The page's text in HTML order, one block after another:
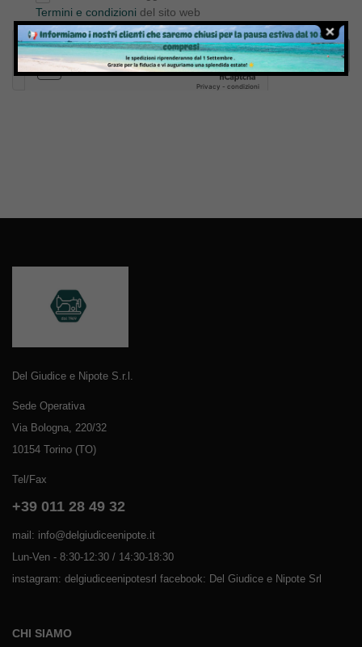
Termini e condizioni del sito web
Invia
Del Giudice e Nipote S.r.l.
Sede Operativa
Via Bologna, 220/32
10154 Torino (TO)
Tel/Fax
+39 011 28 49 32
mail: info@delgiudiceenipote.it
Lun-Ven - 8:30-12:30 / 14:30-18:30
instagram: delgiudiceenipotesrl facebook: Del Giudice e Nipote Srl
CHI SIAMO